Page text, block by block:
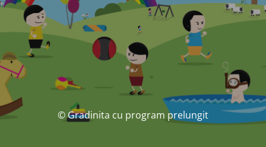
© Gradinita cu program prelungit